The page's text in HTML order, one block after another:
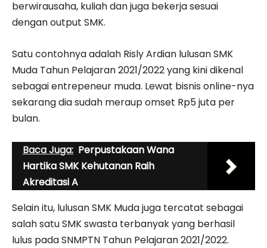
berwirausaha, kuliah dan juga bekerja sesuai
dengan output SMK.
Satu contohnya adalah Risly Ardian lulusan SMK
Muda Tahun Pelajaran 2021/2022 yang kini dikenal
sebagai entrepeneur muda. Lewat bisnis online-nya
sekarang dia sudah meraup omset Rp5 juta per
bulan.
Baca Juga: Perpustakaan Wana
Hartika SMK Kehutanan Raih
Akreditasi A
Selain itu, lulusan SMK Muda juga tercatat sebagai
salah satu SMK swasta terbanyak yang berhasil
lulus pada SNMPTN Tahun Pelajaran 2021/2022.